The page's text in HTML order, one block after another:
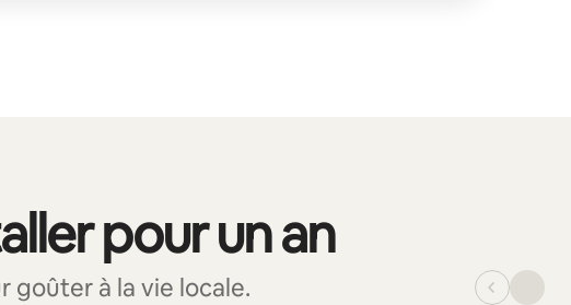
pour un an
goûter à la vie locale. _